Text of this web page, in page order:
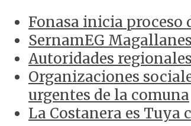
Fonasa inicia proceso
SernamEG
Autoridades
Organizaciones
urgentes de la comuna
La Costanera es Tuya